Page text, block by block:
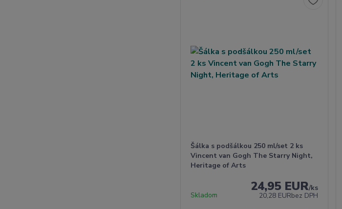
Šálka s podšálkou 250 ml/set 2 ks
Vincent van Gogh The Starry Night,
Heritage of Arts
24,95 EUR/ks
20,28 EURbez DPH
Skladom